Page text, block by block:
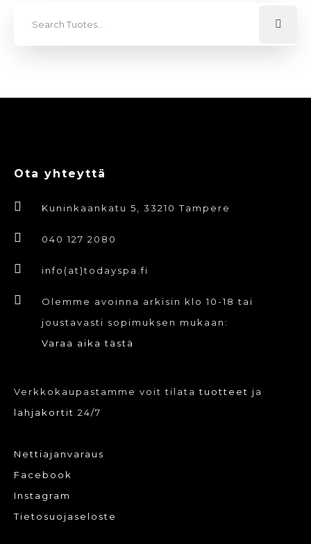
Ota yhteyttä
Kuninkaankatu 5, 33210 Tampere
040 127 2080
info(at)todayspa.fi
Olemme avoinna arkisin klo 10-18 tai
joustavasti sopimuksen mukaan:
Varaa aika tästä
Verkkokaupastamme voit tilatatuotteet ja
lahjakortit 24/7
Nettiajanvaraus
Facebook
Instagram
Tietosuojaseloste